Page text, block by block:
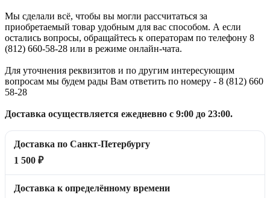
Мы сделали всё, чтобы вы могли рассчитаться за
приобретаемый товар удобным для вас способом. А если
остались вопросы, обращайтесь к операторам по телефону 8
(812) 660-58-28 или в режиме онлайн-чата.
Для уточнения реквизитов и по другим интересующим
вопросам мы будем рады Вам ответить по номеру - 8 (812) 660
58-28
Доставка осуществляется ежедневно с 9:00 до 23:00.
Доставка по Санкт-Петербургу
1 500 ₽
Доставка к определённому времени